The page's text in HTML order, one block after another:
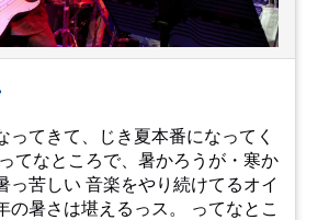
ってきて、じき夏本番になってく
やり続けてるオイ
さは堪えるっス。 ってなとこ